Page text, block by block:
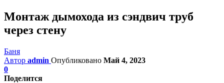
Монтаж дымохода из сэндвич труб
через стену
Баня
Автор admin Опубликовано Май 4, 2023
0
Поделится